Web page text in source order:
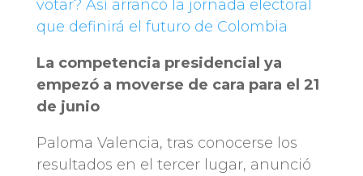
votar? Así arrancó la jornada electoral
que definirá el futuro de Colombia
La competencia presidencial ya
empezó a moverse de cara para el 21
de junio
Paloma Valencia, tras conocerse los
resultados en el tercer lugar, anunció